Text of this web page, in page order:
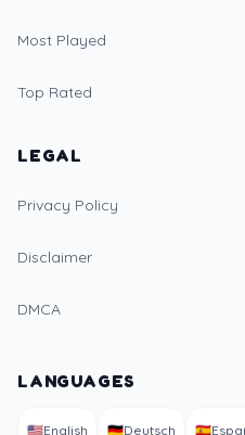
Most Played
Top Rated
LEGAL
Privacy Policy
Disclaimer
DMCA
LANGUAGES
🇺🇸English 🇩🇪Deutsch 🇪🇸